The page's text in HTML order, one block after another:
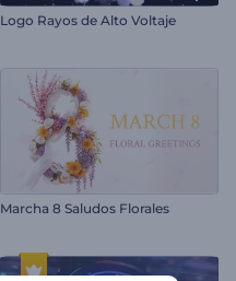
Logo Rayos de Alto Voltaje
Marcha 8 Saludos Florales